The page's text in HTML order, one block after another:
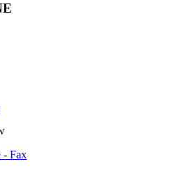
- Fax